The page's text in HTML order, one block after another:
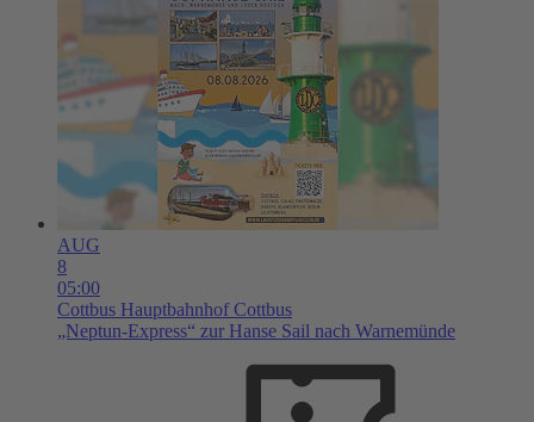
AUG
8
05:00
Cottbus Hauptbahnhof Cottbus
„Neptun-Express“ zur Hanse Sail nach Warnemünde